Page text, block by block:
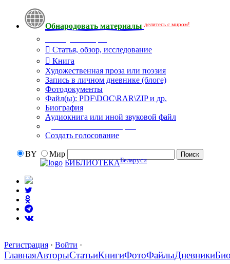
Обнародовать материалы делитесь с миром!
Статья, обзор, исследование
Книга
Художественная проза или поэзия
Запись в личном дневнике (блоге)
Фотодокументы
Файл(ы): PDF\DOC\RAR\ZIP и др.
Биография
Аудиокнига или иной звуковой файл
Создать голосование
BY
Мир
БИБЛИОТЕКАБеларуси
Регистрация · Войти ·
ГлавнаяАвторыСтатьиКнигиФотоФайлыДневники